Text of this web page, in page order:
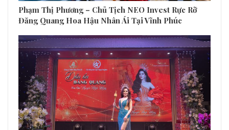
Phạm Thị Phương – Chủ Tịch NEO Invest Rực Rỡ
Đăng Quang Hoa Hậu Nhân Ái Tại Vĩnh Phúc